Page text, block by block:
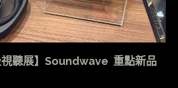
視聽展】Soundwave 重點新品